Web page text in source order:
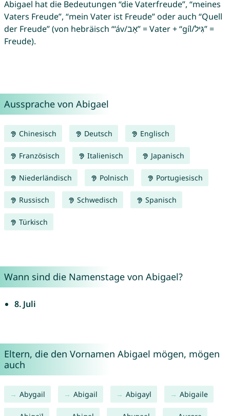
Abigael hat die Bedeutungen “die Vaterfreude”, “meines
Vaters Freude”, “mein Vater ist Freude” oder auch “Quell
der Freude” (von hebräisch “‘áv/אָב” = Vater + “gíl/גִּיל” =
Freude).
Aussprache von Abigael
Chinesisch Deutsch Englisch
Französisch Italienisch Japanisch
Niederländisch Polnisch Portugiesisch
Russisch Schwedisch Spanisch
Türkisch
Wann sind die Namenstage von Abigael?
8. Juli
Eltern, die den Vornamen Abigael mögen, mögen
auch
Abygail Abigail Abigayl Abigaile